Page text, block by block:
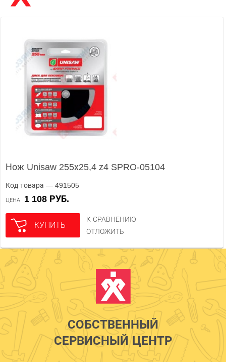
Нож Unisaw 255х25,4 z4 SPRO-05104
Код товара — 491505
ЦЕНА 1 108 РУБ.
КУПИТЬ
К СРАВНЕНИЮ
ОТЛОЖИТЬ
СОБСТВЕННЫЙ
СЕРВИСНЫЙ ЦЕНТР